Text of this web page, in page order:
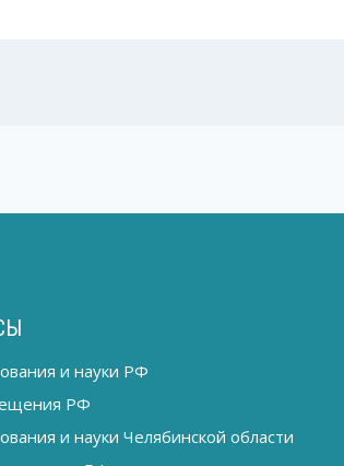
и науки РФ
РФ
и науки Челябинской области